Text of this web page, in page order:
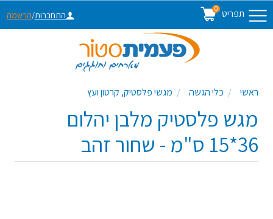
תפריט 0
התחברות/הרשמה
ראשי כלי הגשה מגשי פלסטיק, קרטון ועץ
מגש פלסטיק מלבן יהלום
36*15 ס"מ - שחור זהב